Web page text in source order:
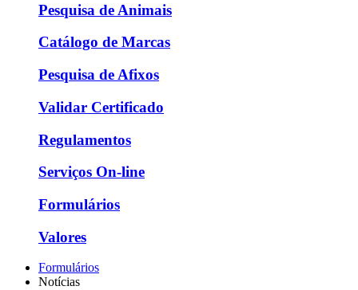
Pesquisa de Animais
Catálogo de Marcas
Pesquisa de Afixos
Validar Certificado
Regulamentos
Serviços On-line
Formulários
Valores
Formulários
Notícias